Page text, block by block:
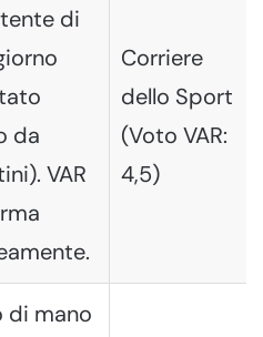
di
da
VAR
Corriere
dello Sport
(Voto VAR:
4,5)
di mano